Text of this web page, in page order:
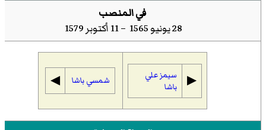
في المنصب
28 يونيو 1565 – 11 أكتوبر 1579
▶︎
سيمز علي
باشا
شمسي باشا ◀︎